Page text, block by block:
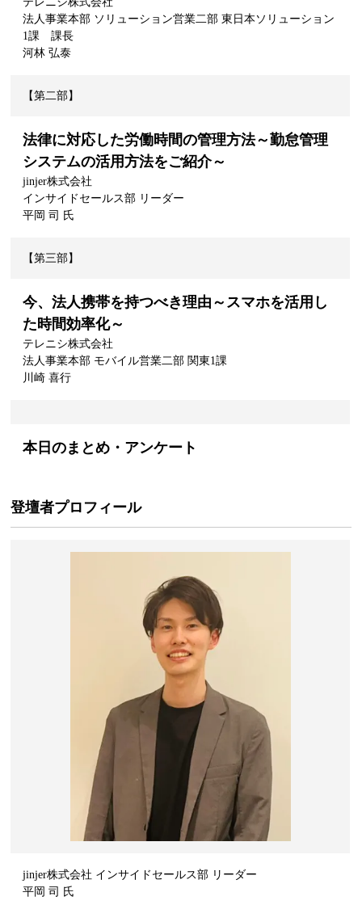
法人事業本部 ソリューション営業二部 東日本ソリューション
1課 課長
河林 弘泰
【第二部】
法律に対応した労働時間の管理方法～勤怠管理
システムの活用方法をご紹介～
jinjer株式会社
インサイドセールス部 リーダー
平岡 司 氏
【第三部】
今、法人携帯を持つべき理由～スマホを活用し
た時間効率化～
テレニシ株式会社
法人事業本部 モバイル営業二部 関東1課
川崎 喜行
本日のまとめ・アンケート
登壇者プロフィール
jinjer株式会社 インサイドセールス部 リーダー
平岡 司 氏